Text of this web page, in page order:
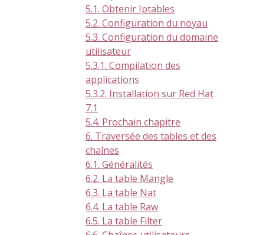
5.1. Obtenir Iptables
5.2. Configuration du noyau
5.3. Configuration du domaine
utilisateur
5.3.1. Compilation des
applications
5.3.2. Installation sur Red Hat
7.1
5.4. Prochain chapitre
6. Traversée des tables et des
chaînes
6.1. Généralités
6.2. La table Mangle
6.3. La table Nat
6.4. La table Raw
6.5. La table Filter